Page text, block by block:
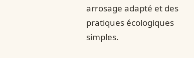
arrosage adapté et des
pratiques écologiques
simples.